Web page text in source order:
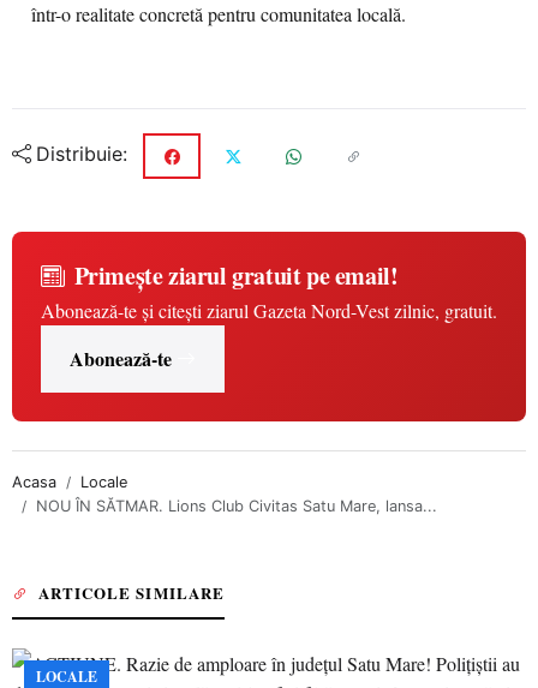
într-o realitate concretă pentru comunitatea locală.
Distribuie:
Primește ziarul gratuit pe email!
Abonează-te și citești ziarul Gazeta Nord-Vest zilnic, gratuit.
Abonează-te
Acasa
Locale
NOU ÎN SĂTMAR. Lions Club Civitas Satu Mare, lansa...
ARTICOLE SIMILARE
LOCALE